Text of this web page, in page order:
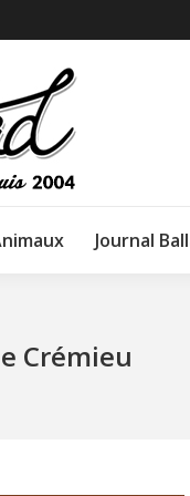
Journal
Crémieu